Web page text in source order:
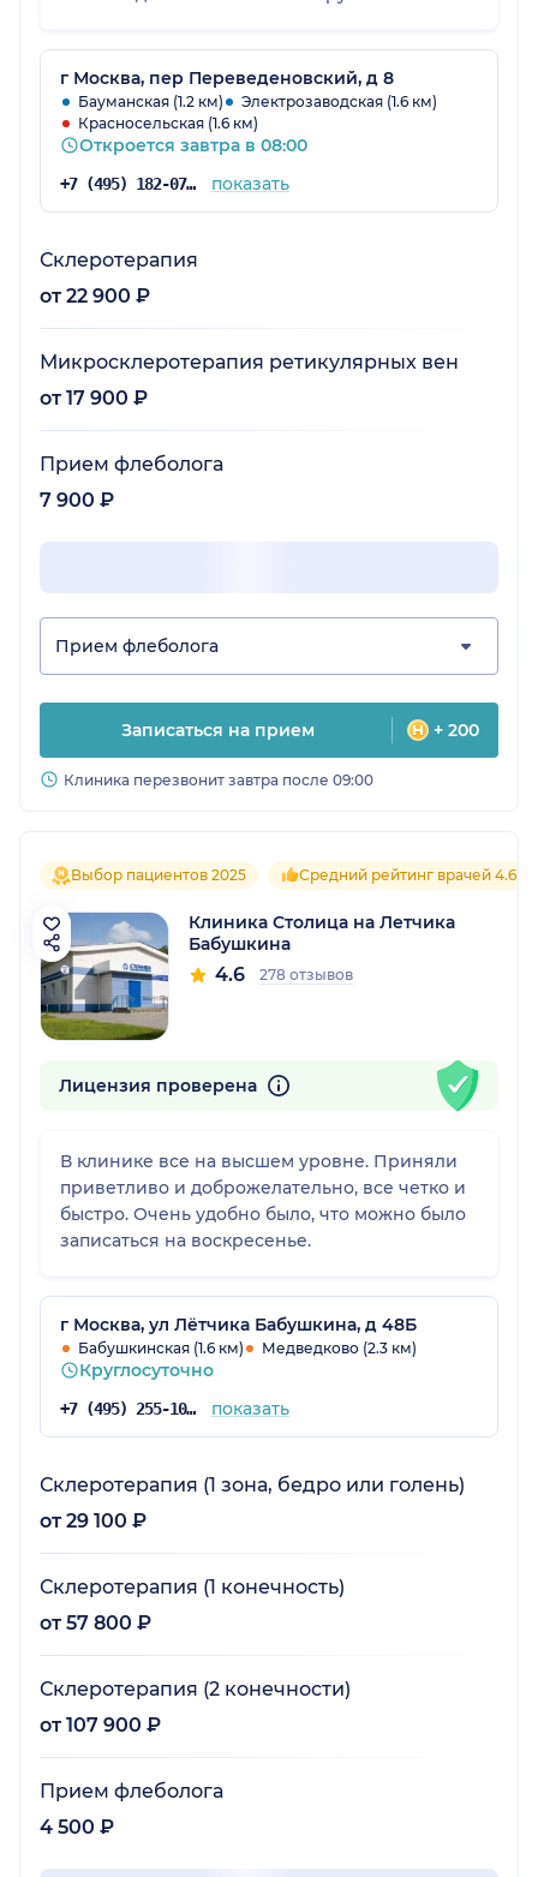
меня претензий нет.
г Москва, пер Переведеновский, д 8
Бауманская (1.2 км)
Электрозаводская (1.6 км)
Красносельская (1.6 км)
Откроется завтра в 08:00
+7 (495) 182-07-15 показать
Склеротерапия
от 22 900 ₽
Микросклеротерапия ретикулярных вен
от 17 900 ₽
Прием флеболога
7 900 ₽
Прием флеболога
Записаться на прием + 200
Клиника перезвонит завтра после 09:00
Выбор пациентов 2025 Средний рейтинг врачей 4.6
Клиника Столица на Летчика
Бабушкина
4.6 278 отзывов
Лицензия проверена
В клинике все на высшем уровне. Приняли
приветливо и доброжелательно, все четко и
быстро. Очень удобно было, что можно было
записаться на воскресенье.
г Москва, ул Лётчика Бабушкина, д 48Б
Бабушкинская (1.6 км) Медведково (2.3 км)
Круглосуточно
+7 (495) 255-10-78 показать
Склеротерапия (1 зона, бедро или голень)
от 29 100 ₽
Склеротерапия (1 конечность)
от 57 800 ₽
Склеротерапия (2 конечности)
от 107 900 ₽
Прием флеболога
4 500 ₽